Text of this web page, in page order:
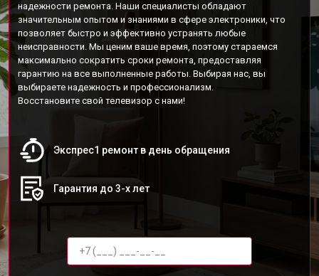
надежности ремонта. Наши специалисты обладают
значительным опытом и знаниями в сфере электроники, что
позволяет быстро и эффективно устранять любые
неисправности. Мы ценим ваше время, поэтому стараемся
максимально сократить сроки ремонта, предоставляя
гарантию на все выполненные работы. Выбирая нас, вы
выбираете надежность и профессионализм.
Восстановите свой телевизор с нами!
Экспрес1 ремонт в день обращения
Гарантия до 3-х лет